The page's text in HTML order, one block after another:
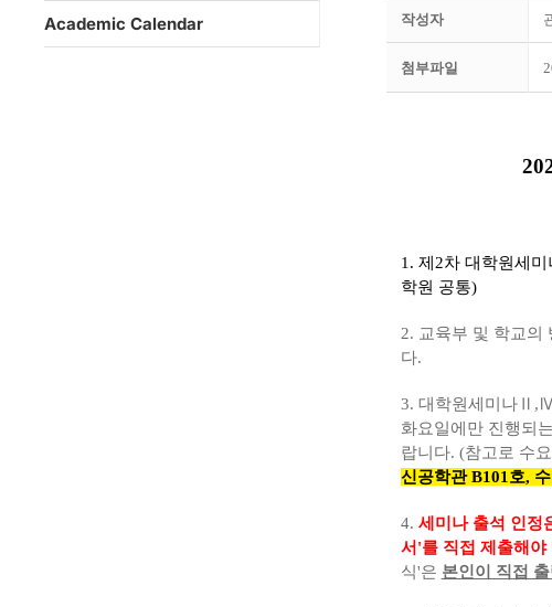
작성자
첨부파일
1. 제2차 대학원세
학원 공통)
2. 교육부 및 학교의
다.
3. 대학원세미나
화요일에만 진행되
랍니다. (참고로 수
신공학관 B101호,
4. 세미나 출석 인정
서'를 직접 제출해야
식'은 본인이 직접
Academic Calendar